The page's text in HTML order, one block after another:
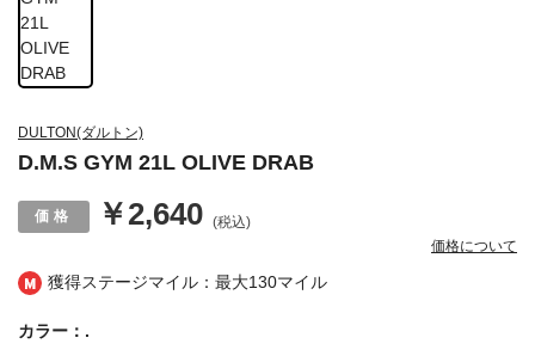
獲得ステージマイル：最大130マイル
DULTON(ダルトン)
D.M.S GYM 21L OLIVE DRAB
￥2,640 (税込)
価格について
カラー：.